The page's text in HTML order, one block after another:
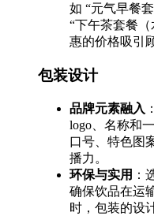
如 “元气早餐
“下午茶套餐
惠的价格吸引
包装设计
品牌元素融入
logo、名称和
口号、特色图
播力。
环保与实用 ：
确保饮品在运
时，包装的设